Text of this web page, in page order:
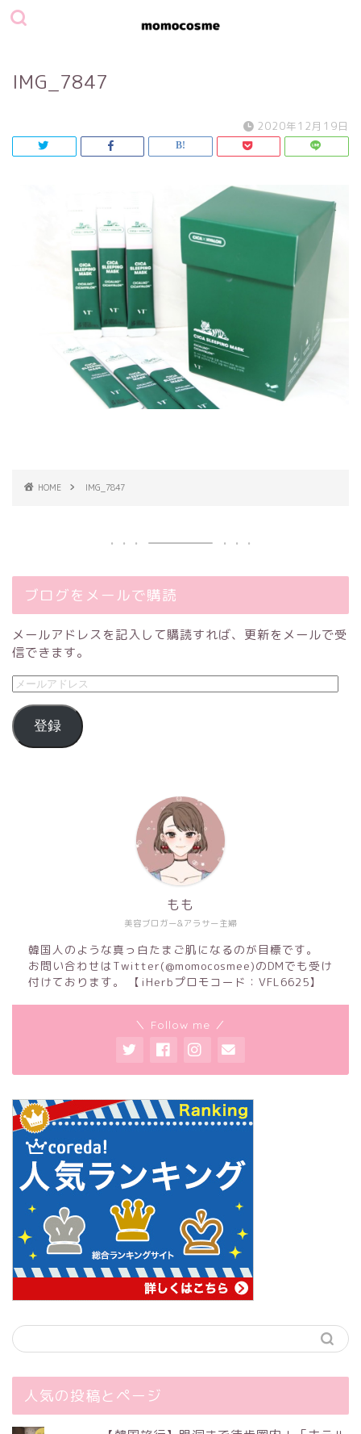
IMG_7847
2020年12月19日
HOME IMG_7847
ブログをメールで購読
メールアドレスを記入して購読すれば、更新をメールで受
信できます。
登録
美容ブロガー&アラサー主婦
もも
韓国人のような真っ白たまご肌になるのが目標です。
お問い合わせはTwitter(@momocosmee)のDMでも受け
付けております。 【iHerbプロモコード：VFL6625】
＼ Follow me ／
人気の投稿とページ